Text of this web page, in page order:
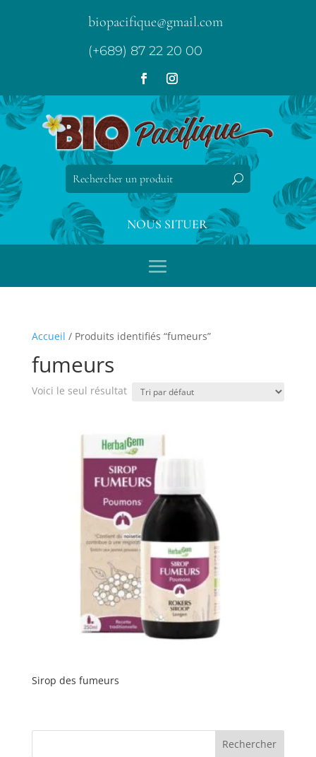
biopacifique@gmail.com
(+689) 87 22 20 00
NOUS SITUER
Accueil / Produits identifiés “fumeurs”
fumeurs
Voici le seul résultat
Sirop des fumeurs